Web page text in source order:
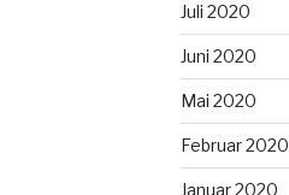
Juli 2020
Juni 2020
Mai 2020
Februar 2020
Januar 2020